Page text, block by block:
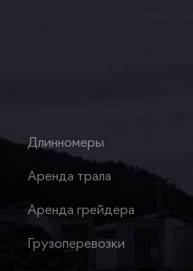
Длинномеры
Аренда трала
Аренда грейдера
Грузоперевозки